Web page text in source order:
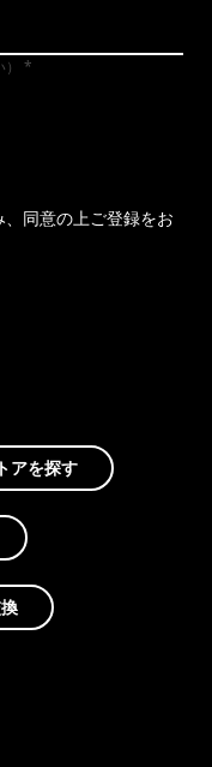
、同意の上ご登録をお
アを探す